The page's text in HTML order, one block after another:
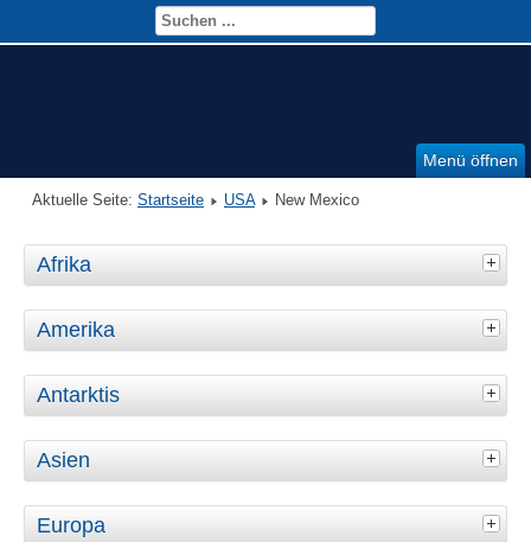
Menü öffnen
Aktuelle Seite: Startseite USA New Mexico
Afrika
Amerika
Antarktis
Asien
Europa